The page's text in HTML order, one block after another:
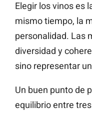
Elegir los vinos es
mismo tiempo, la
personalidad. Las
diversidad y
sino representar
Un buen punto de
equilibrio entre